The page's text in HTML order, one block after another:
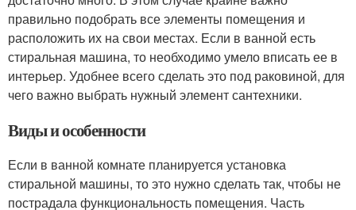
правильно подобрать все элементы помещения и
расположить их на свои местах. Если в ванной есть
стиральная машина, то необходимо умело вписать ее в
интерьер. Удобнее всего сделать это под раковиной, для
чего важно выбрать нужный элемент сантехники.
Виды и особенности
Если в ванной комнате планируется установка
стиральной машины, то это нужно сделать так, чтобы не
пострадала функциональность помещения. Часть